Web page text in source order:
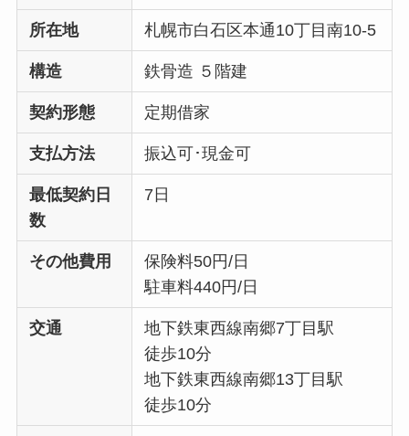
所在地 札幌市白石区本通10丁目南10-5
構造 鉄骨造 ５階建
契約形態 定期借家
支払方法 振込可･現金可
最低契約日
数
7日
その他費用
保険料50円/日
駐車料440円/日
交通
地下鉄東西線南郷7丁目駅
徒歩10分
地下鉄東西線南郷13丁目駅
徒歩10分